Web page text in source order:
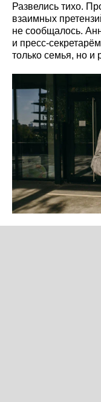
Развелись тихо.
взаимных
не сообщалось.
и пресс-
только семья, но и